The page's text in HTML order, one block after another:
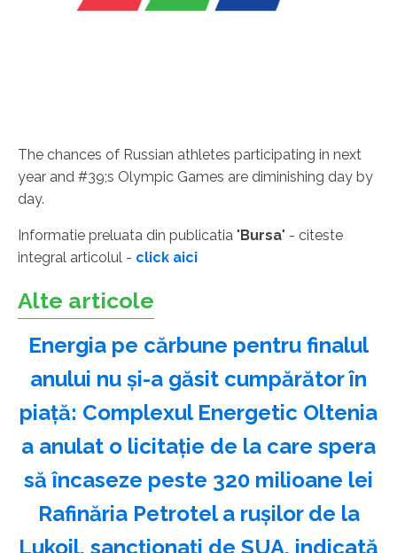
The chances of Russian athletes participating in next
year and #39;s Olympic Games are diminishing day by
day.
Informatie preluata din publicatia "Bursa" - citeste
integral articolul - click aici
Alte articole
Energia pe cărbune pentru finalul
anului nu și-a găsit cumpărător în
piață: Complexul Energetic Oltenia
a anulat o licitație de la care spera
să încaseze peste 320 milioane lei
Rafinăria Petrotel a rușilor de la
Lukoil, sancționați de SUA, indicată